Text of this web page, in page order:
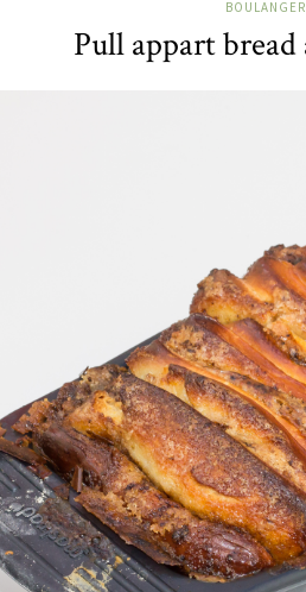
Pull appart